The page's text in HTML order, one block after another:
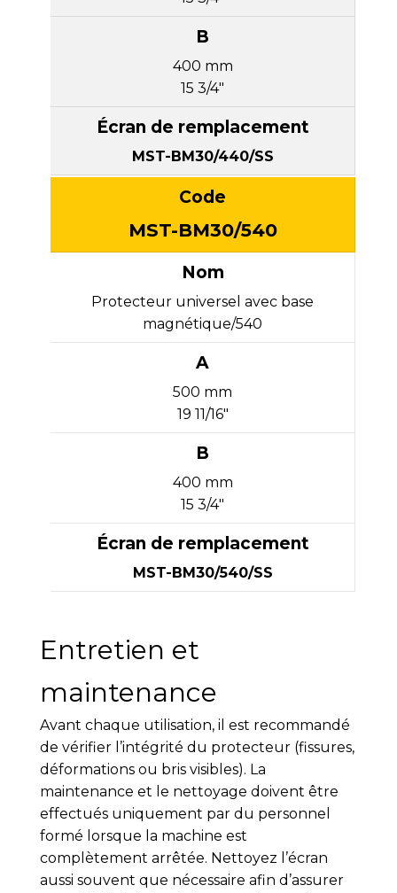
dimensions
400 mm
15 3/4"
MST-BM30/440/SS
MST-BM30/540
Protecteur universel avec base
magnétique/540
500 mm
19 11/16"
400 mm
15 3/4"
MST-BM30/540/SS
Entretien et
maintenance
Avant chaque utilisation, il est recommandé
de vérifier l’intégrité du protecteur (fissures,
déformations ou bris visibles). La
maintenance et le nettoyage doivent être
effectués uniquement par du personnel
formé lorsque la machine est
complètement arrêtée. Nettoyez l’écran
aussi souvent que nécessaire afin d’assurer